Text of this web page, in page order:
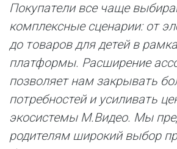
Покупатели все чаще
комплексные сценарии: от
до товаров для детей в
платформы. Расширение
позволяет нам закрывать
потребностей и усиливать
экосистемы М.Видео. Мы
родителям широкий выбор